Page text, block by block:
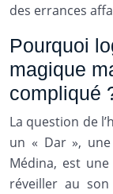
des errances
Pourquoi
magique
compliqué
La question de
un « Dar »,
Médina, est
réveiller au